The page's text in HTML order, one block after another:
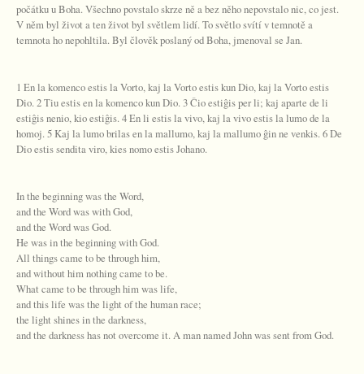
počátku u Boha. Všechno povstalo skrze ně a bez něho nepovstalo nic, co jest.
V něm byl život a ten život byl světlem lidí. To světlo svítí v temnotě a
temnota ho nepohltila. Byl člověk poslaný od Boha, jmenoval se Jan.
1 En la komenco estis la Vorto, kaj la Vorto estis kun Dio, kaj la Vorto estis
Dio. 2 Tiu estis en la komenco kun Dio. 3 Ĉio estiĝis per li; kaj aparte de li
estiĝis nenio, kio estiĝis. 4 En li estis la vivo, kaj la vivo estis la lumo de la
homoj. 5 Kaj la lumo brilas en la mallumo, kaj la mallumo ĝin ne venkis. 6 De
Dio estis sendita viro, kies nomo estis Johano.
In the beginning was the Word,
and the Word was with God,
and the Word was God.
He was in the beginning with God.
All things came to be through him,
and without him nothing came to be.
What came to be through him was life,
and this life was the light of the human race;
the light shines in the darkness,
and the darkness has not overcome it. A man named John was sent from God.